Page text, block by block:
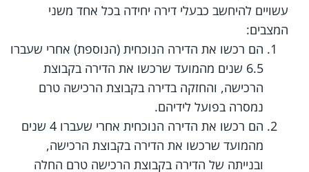
עשויים להיחשב כבעלי דירה יחידה בכל אחד משני
המצבים:
הם רכשו את הדירה הנוכחית (הנוספת) אחרי שעברו
6.5 שנים מהמועד שרכשו את הדירה בקבוצת
הרכישה, והחזקה בדירה בקבוצת הרכישה טרם
נמסרה בפועל לידיהם.
הם רכשו את הדירה הנוכחית אחרי שעברו 4 שנים
מהמועד שרכשו את הדירה בקבוצת הרכישה,
ובנייתה של הדירה בקבוצת הרכישה טרם החלה